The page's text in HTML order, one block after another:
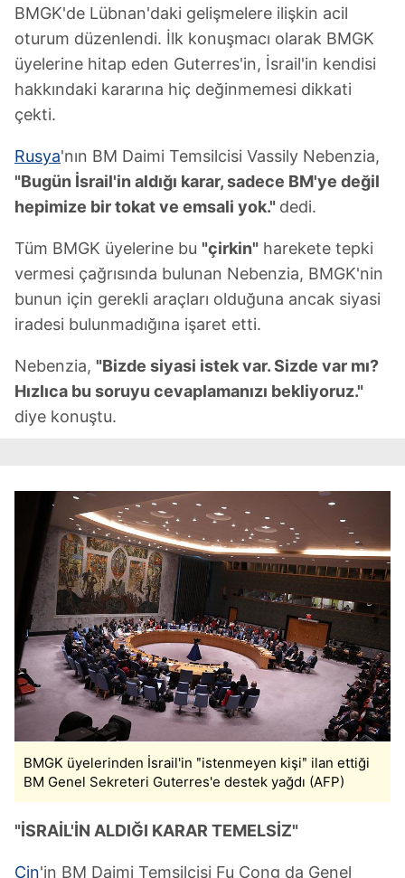
BMGK'de Lübnan'daki gelişmelere ilişkin acil
oturum düzenlendi. İlk konuşmacı olarak BMGK
üyelerine hitap eden Guterres'in, İsrail'in kendisi
hakkındaki kararına hiç değinmemesi dikkati
çekti.
Rusya'nın BM Daimi Temsilcisi Vassily Nebenzia,
"Bugün İsrail'in aldığı karar, sadece BM'ye değil
hepimize bir tokat ve emsali yok." dedi.
Tüm BMGK üyelerine bu "çirkin" harekete tepki
vermesi çağrısında bulunan Nebenzia, BMGK'nin
bunun için gerekli araçları olduğuna ancak siyasi
iradesi bulunmadığına işaret etti.
Nebenzia, "Bizde siyasi istek var. Sizde var mı?
Hızlıca bu soruyu cevaplamanızı bekliyoruz."
diye konuştu.
BMGK üyelerinden İsrail'in ʺistenmeyen kişiʺ ilan ettiği
BM Genel Sekreteri Guterres'e destek yağdı (AFP)
"İSRAİL'İN ALDIĞI KARAR TEMELSİZ"
Çin'in BM Daimi Temsilcisi Fu Cong da Genel